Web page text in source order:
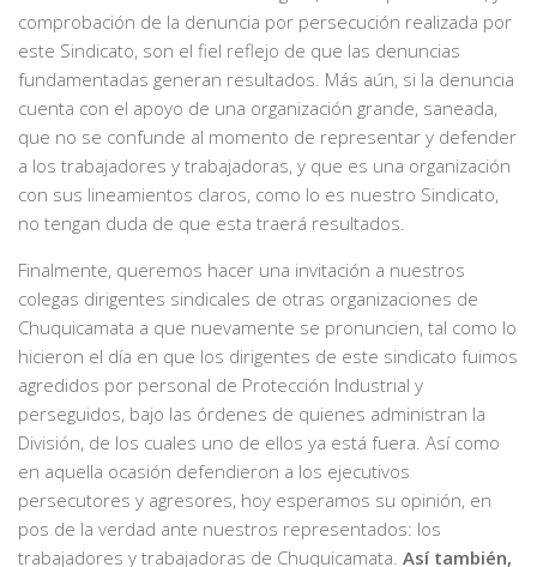
comprobación de la denuncia por persecución realizada por
este Sindicato, son el fiel reflejo de que las denuncias
fundamentadas generan resultados. Más aún, si la denuncia
cuenta con el apoyo de una organización grande, saneada,
que no se confunde al momento de representar y defender
a los trabajadores y trabajadoras, y que es una organización
con sus lineamientos claros, como lo es nuestro Sindicato,
no tengan duda de que esta traerá resultados.
Finalmente, queremos hacer una invitación a nuestros
colegas dirigentes sindicales de otras organizaciones de
Chuquicamata a que nuevamente se pronuncien, tal como lo
hicieron el día en que los dirigentes de este sindicato fuimos
agredidos por personal de Protección Industrial y
perseguidos, bajo las órdenes de quienes administran la
División, de los cuales uno de ellos ya está fuera. Así como
en aquella ocasión defendieron a los ejecutivos
persecutores y agresores, hoy esperamos su opinión, en
pos de la verdad ante nuestros representados: los
trabajadores y trabajadoras de Chuquicamata. Así también,